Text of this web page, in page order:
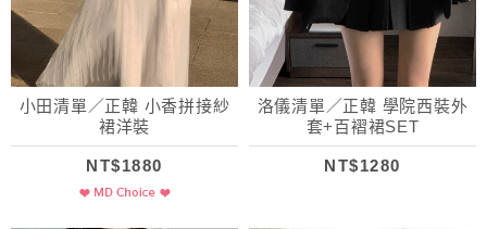
小田清單／正韓 小香拼接紗
裙洋裝
NT$1880
洛儀清單／正韓 學院西裝外
套+百褶裙SET
NT$1280